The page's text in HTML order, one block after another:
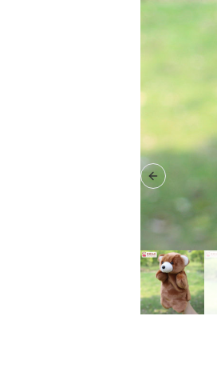
Previous slide